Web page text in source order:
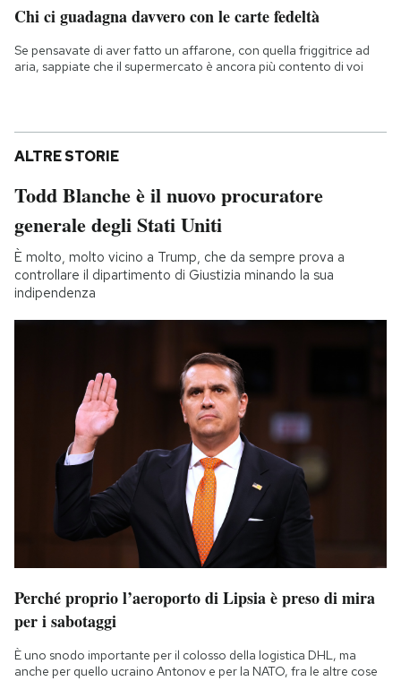
Chi ci guadagna davvero con le carte fedeltà
Se pensavate di aver fatto un affarone, con quella friggitrice ad
aria, sappiate che il supermercato è ancora più contento di voi
ALTRE STORIE
Todd Blanche è il nuovo procuratore
generale degli Stati Uniti
È molto, molto vicino a Trump, che da sempre prova a
controllare il dipartimento di Giustizia minando la sua
indipendenza
Perché proprio l’aeroporto di Lipsia è preso di mira
per i sabotaggi
È uno snodo importante per il colosso della logistica DHL, ma
anche per quello ucraino Antonov e per la NATO, fra le altre cose